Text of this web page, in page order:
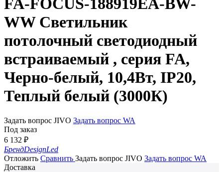
FA-FOCUS-188919EA-BW-
WW Светильник
потолочный светодиодный
встраиваемый , серия FA,
Черно-белый, 10,4Вт, IP20,
Теплый белый (3000К)
Задать вопрос JIVO Задать вопрос WA
Под заказ
6 132 ₽
БрендDesignLed
Отложить Сравнить Задать вопрос JIVO Задать вопрос WA
Доставка